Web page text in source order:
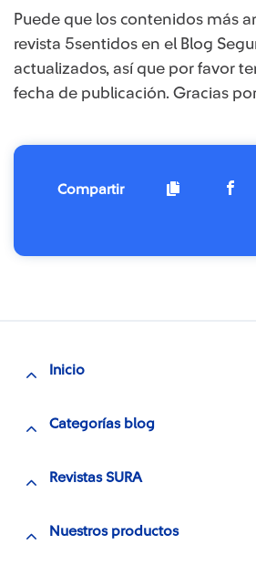
Puede que los contenidos más
revista 5sentidos en el Blog
actualizados, así que por favor
fecha de publicación. Gracias
Compartir
Inicio
Categorías blog
Revistas SURA
Nuestros productos